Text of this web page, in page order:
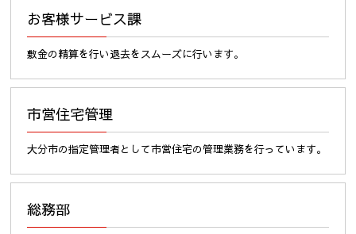
お客様サービス課
敷金の精算を行い退去をスムーズに行います。
市営住宅管理
大分市の指定管理者として市営住宅の管理業務を行っています。
総務部